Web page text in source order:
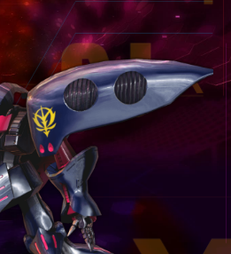
サス2
ON
GUIDE
配置